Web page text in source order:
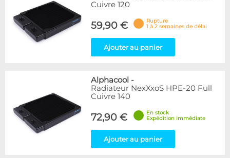
Cuivre 120
59,90 €
Rupture
1 à 2 semaines de délai
Ajouter au panier
Alphacool -
Radiateur NexXxoS HPE-20 Full
Cuivre 140
72,90 €
En stock
Expédition immédiate
Ajouter au panier